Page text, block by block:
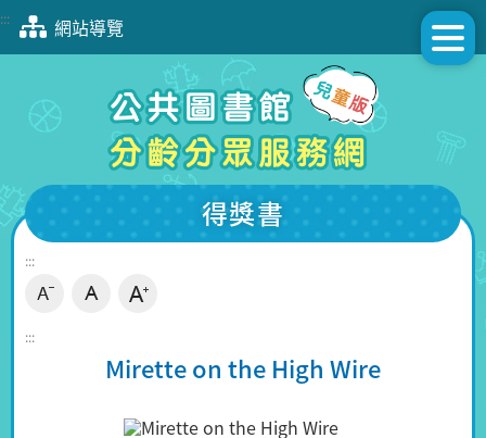
跳
塊
::: 網站導覽
得獎書
:::
:::
Mirette on the High Wire